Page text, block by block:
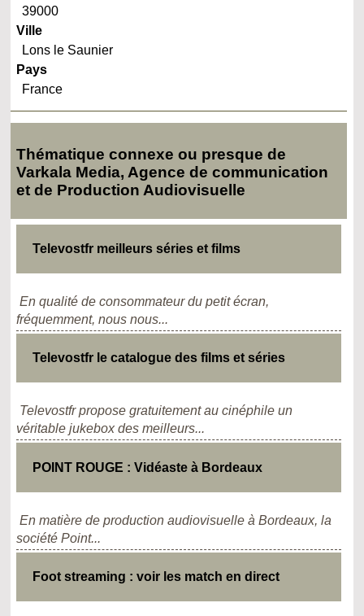
39000
Ville
Lons le Saunier
Pays
France
Thématique connexe ou presque de
Varkala Media, Agence de communication
et de Production Audiovisuelle
Televostfr meilleurs séries et films
En qualité de consommateur du petit écran,
fréquemment, nous nous...
Televostfr le catalogue des films et séries
Televostfr propose gratuitement au cinéphile un
véritable jukebox des meilleurs...
POINT ROUGE : Vidéaste à Bordeaux
En matière de production audiovisuelle à Bordeaux, la
société Point...
Foot streaming : voir les match en direct